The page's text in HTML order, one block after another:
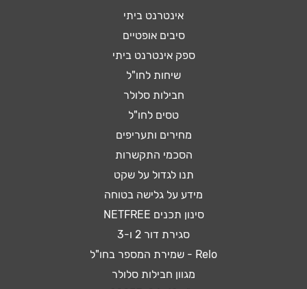
אינטרנט ביתי
סיבים אופטיים
ספק אינטרנט ביתי
שיחות לחו"ל
חבילות סלולר
טסים לחו"ל
מחירים ותעריפים
הסכמי התקשרות
תנו לגדול על שקט
מידע על גלישה בטוחה
סינון תכנים NETFREE
סגירת דור 2 ו-3
Relo - שמירת המספר בחו"ל
מגוון חבילות סלולר